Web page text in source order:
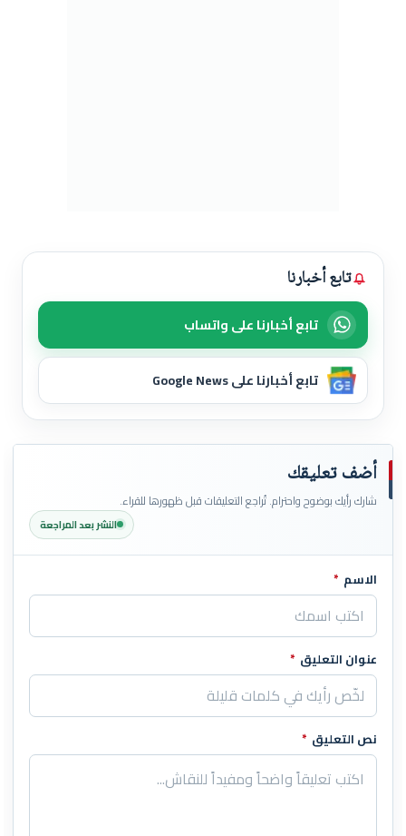
تابع أخبارنا
تابع أخبارنا على واتساب
تابع أخبارنا على Google News
أضف تعليقك
شارك رأيك بوضوح واحترام. تُراجع التعليقات قبل ظهورها للقراء.
النشر بعد المراجعة
اترك هذا الحقل فارغاً
الاسم *
عنوان التعليق *
نص التعليق *